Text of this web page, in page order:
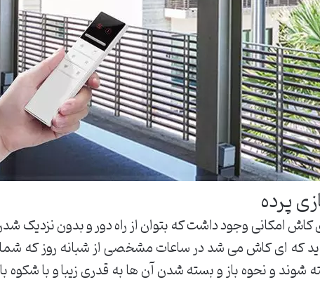
پرده
کاش امکانی وجود داشت که بتوان از راه دور و بدون نزدیک
اید که ای کاش می شد در ساعات مشخصی از شبانه روز که
شوند و نحوه باز و بسته شدن آن ها به قدری زیبا و با شکوه